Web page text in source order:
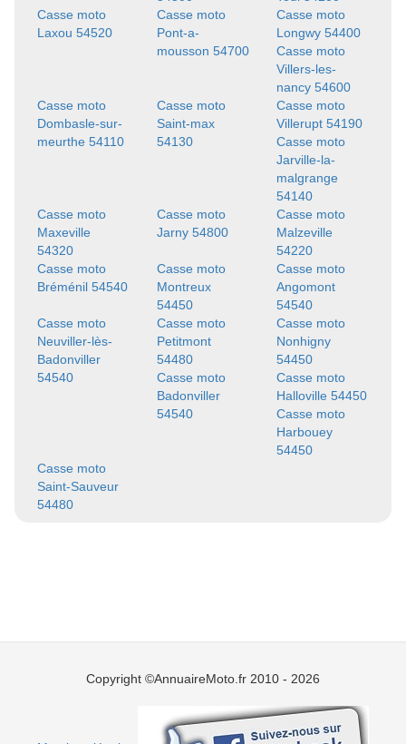
Casse moto
Laxou 54520
Casse moto
Pont-a-
mousson 54700
Casse moto
Longwy 54400
Casse moto
Villers-les-
nancy 54600
Casse moto
Dombasle-sur-
meurthe 54110
Casse moto
Saint-max
54130
Casse moto
Villerupt 54190
Casse moto
Jarville-la-
malgrange
54140
Casse moto
Maxeville
54320
Casse moto
Jarny 54800
Casse moto
Malzeville
54220
Casse moto
Bréménil 54540
Casse moto
Montreux
54450
Casse moto
Angomont
54540
Casse moto
Neuviller-lès-
Badonviller
54540
Casse moto
Petitmont
54480
Casse moto
Nonhigny
54450
Casse moto
Badonviller
54540
Casse moto
Halloville 54450
Casse moto
Harbouey
54450
Casse moto
Saint-Sauveur
54480
Copyright ©AnnuaireMoto.fr 2010 - 2026